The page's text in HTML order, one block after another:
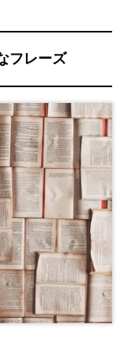
フレーズ